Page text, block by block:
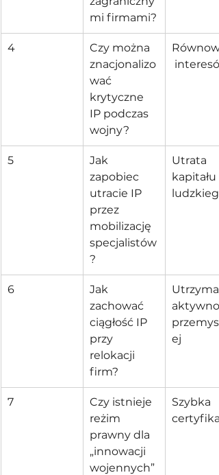
mi firmami?
4
Czy można
znacjonalizo
wać
krytyczne
IP podczas
wojny?
5
Jak
zapobiec
utracie IP
przez
mobilizację
specjalistów
?
Utrata
kapitału
ludzkiego
6
Jak
zachować
ciągłość IP
przy
relokacji
firm?
ej
7
Czy istnieje
reżim
prawny dla
„innowacji
wojennych”
Szybka